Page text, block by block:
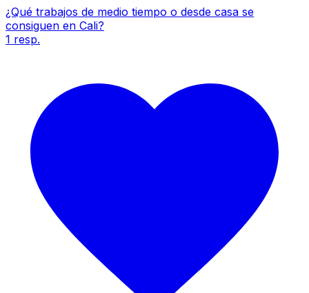
¿Qué trabajos de medio tiempo o desde casa se
consiguen en Cali?
1 resp.